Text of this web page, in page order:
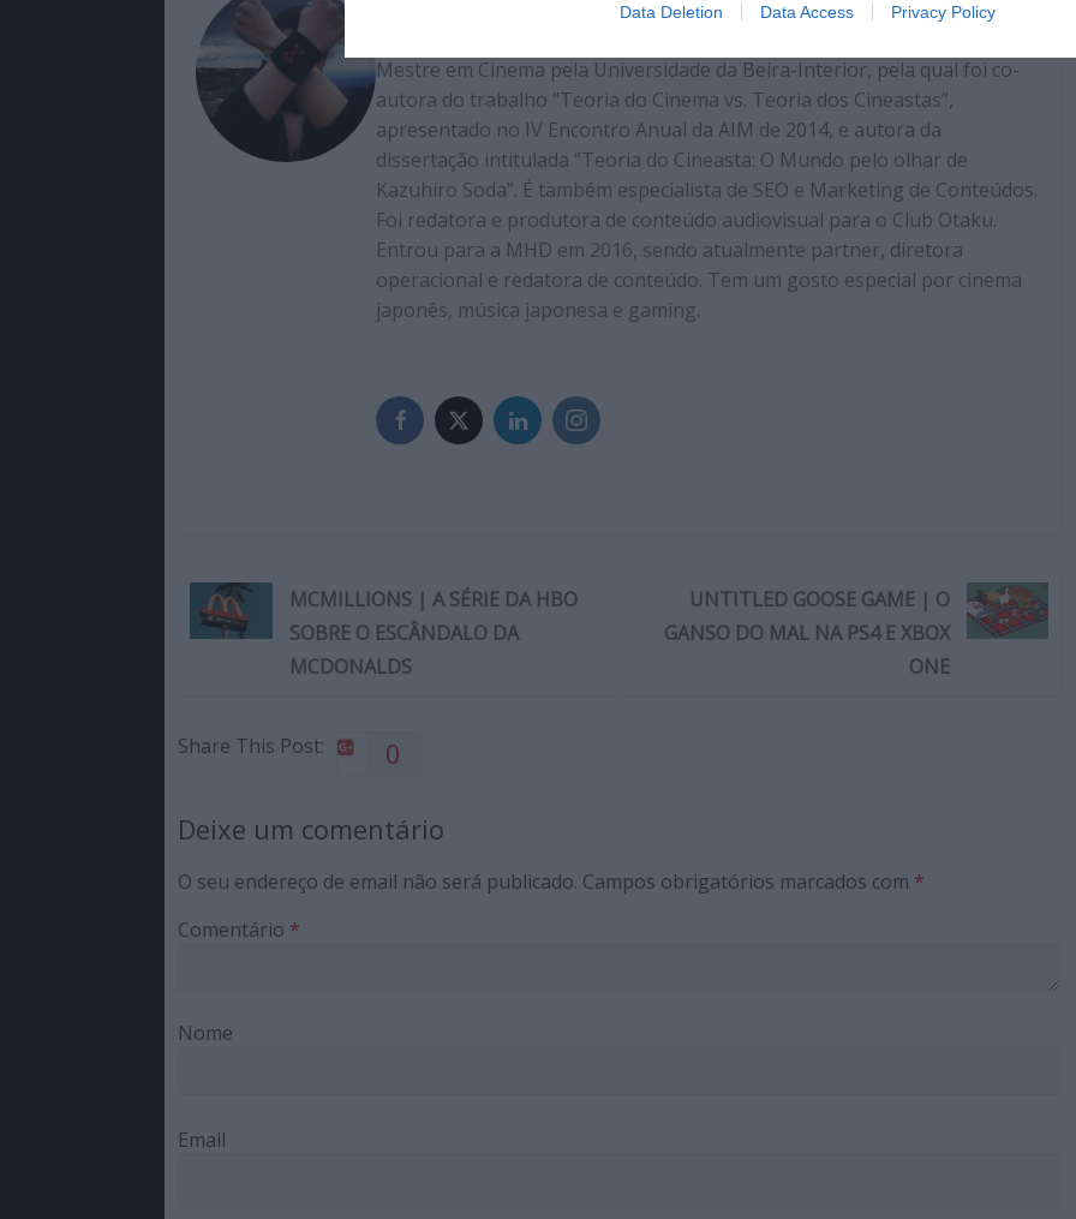
Data Deletion Data Access Privacy Policy
Mestre em Cinema pela Universidade da Beira-Interior, pela qual foi co-
autora do trabalho “Teoria do Cinema vs. Teoria dos Cineastas”,
apresentado no IV Encontro Anual da AIM de 2014, e autora da
dissertação intitulada “Teoria do Cineasta: O Mundo pelo olhar de
Kazuhiro Soda”. É também especialista de SEO e Marketing de Conteúdos.
Foi redatora e produtora de conteúdo audiovisual para o Club Otaku.
Entrou para a MHD em 2016, sendo atualmente partner, diretora
operacional e redatora de conteúdo. Tem um gosto especial por cinema
japonês, música japonesa e gaming.
MCMILLIONS | A SÉRIE DA HBO
SOBRE O ESCÂNDALO DA
MCDONALDS
UNTITLED GOOSE GAME | O
GANSO DO MAL NA PS4 E XBOX
ONE
Share This Post: 0
Deixe um comentário
O seu endereço de email não será publicado. Campos obrigatórios marcados com *
Comentário *
Nome
Email